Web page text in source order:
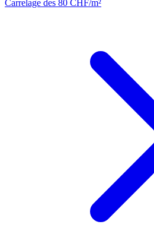
Carrelage des 80 CHF/m²